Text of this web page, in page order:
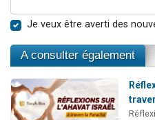
Je veux être averti des
A consulter également